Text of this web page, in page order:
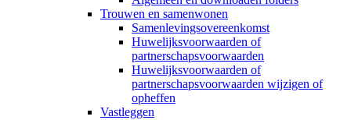
Trouwen en samenwonen
Samenlevingsovereenkomst
Huwelijksvoorwaarden of
partnerschapsvoorwaarden
Huwelijksvoorwaarden of
partnerschapsvoorwaarden wijzigen of
opheffen
Vastleggen